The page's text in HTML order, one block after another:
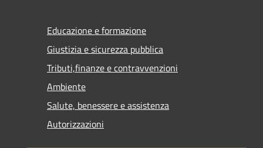
Educazione e formazione
Giustizia e sicurezza pubblica
Tributi,finanze e contravvenzioni
Ambiente
Salute, benessere e assistenza
Autorizzazioni